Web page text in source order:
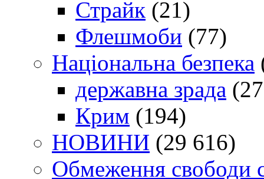
Страйк (21)
Флешмоби (77)
Національна безпека
державна зрада
Крим (194)
НОВИНИ (29 616)
Обмеження свободи